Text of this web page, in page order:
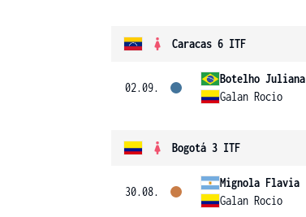
Caracas 6 ITF
02.09.
Botelho Juliana
Galan Rocio
Bogotá 3 ITF
30.08.
Mignola Flavia
Galan Rocio